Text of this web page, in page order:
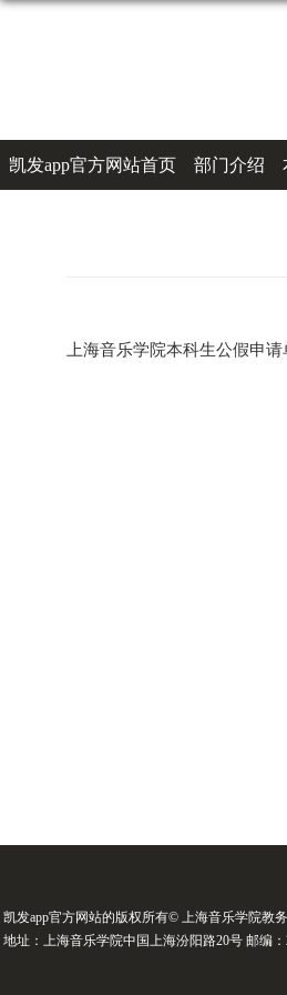
凯发app官方网站首页 部门介绍
上海音乐学院本科生公假申请
凯发app官方网站的版权所有© 上海音乐学院教
地址：上海音乐学院中国上海汾阳路20号 邮编：